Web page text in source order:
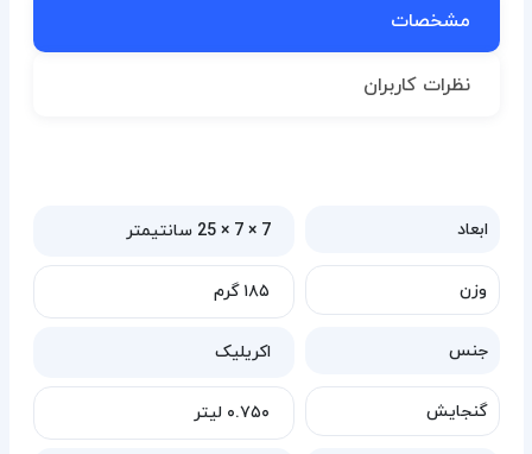
مشخصات
نظرات کاربران
ابعاد
7 × 7 × 25 سانتیمتر
وزن
۱۸۵ گرم
جنس
اکریلیک
گنجایش
۰.۷۵۰ لیتر